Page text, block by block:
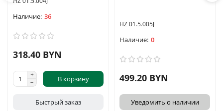
36
318.40 BYN
В корзину
Быстрый заказ
HZ 01.5.005J
0
499.20 BYN
Уведомить о наличии